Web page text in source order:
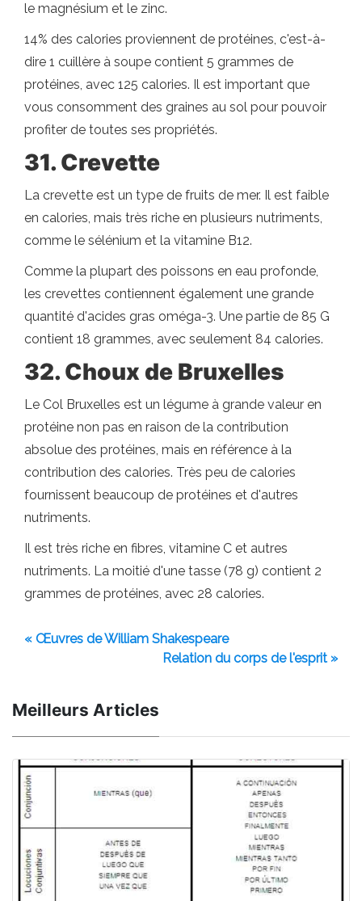
le magnésium et le zinc.
14% des calories proviennent de protéines, c'est-à-
dire 1 cuillère à soupe contient 5 grammes de
protéines, avec 125 calories. Il est important que
vous consomment des graines au sol pour pouvoir
profiter de toutes ses propriétés.
31. Crevette
La crevette est un type de fruits de mer. Il est faible
en calories, mais très riche en plusieurs nutriments,
comme le sélénium et la vitamine B12.
Comme la plupart des poissons en eau profonde,
les crevettes contiennent également une grande
quantité d'acides gras oméga-3. Une partie de 85 G
contient 18 grammes, avec seulement 84 calories.
32. Choux de Bruxelles
Le Col Bruxelles est un légume à grande valeur en
protéine non pas en raison de la contribution
absolue des protéines, mais en référence à la
contribution des calories. Très peu de calories
fournissent beaucoup de protéines et d'autres
nutriments.
Il est très riche en fibres, vitamine C et autres
nutriments. La moitié d'une tasse (78 g) contient 2
grammes de protéines, avec 28 calories.
« Œuvres de William Shakespeare
Relation du corps de l'esprit »
Meilleurs Articles